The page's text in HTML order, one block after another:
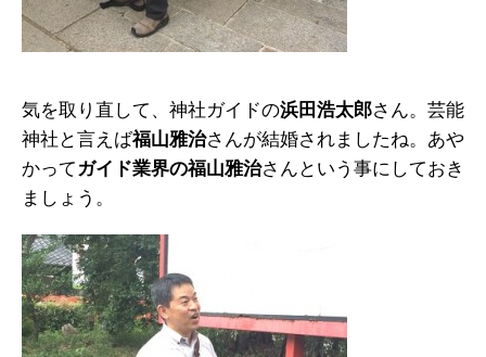
気を取り直して、神社ガイドの浜田浩太郎さん。芸能
神社と言えば福山雅治さんが結婚されましたね。あや
かってガイド業界の福山雅治さんという事にしておき
ましょう。